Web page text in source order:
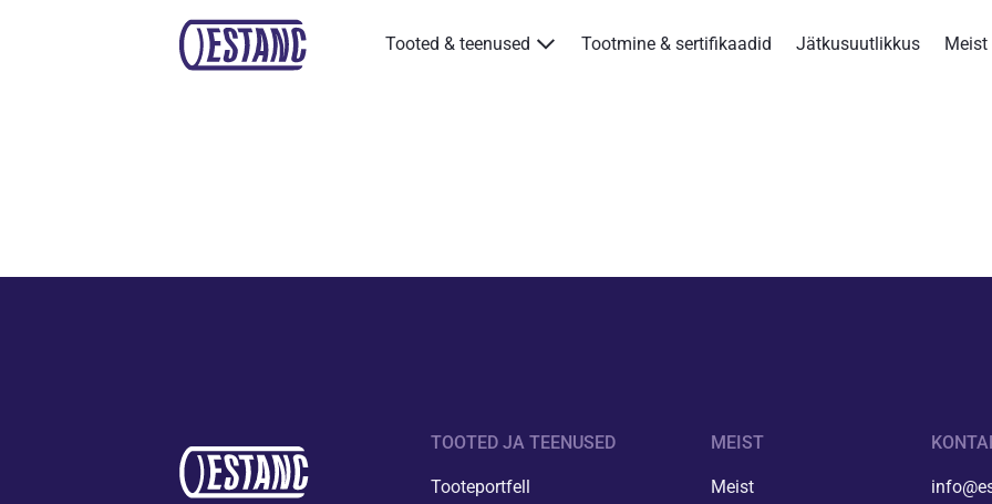
Tooted & teenused Tootmine & sertifikaadid Jätkusuutlikkus Meist
Meist
TOOTED JA TEENUSED
Tooteportfell
MEIST
Meist